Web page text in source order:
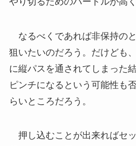
なるべくであれば非保持の
狙いたいのだろう。だけども
に縦パスを通されてしまった
ピンチになるという可能性も
らいところだろう。
押し込むことが出来ればセ